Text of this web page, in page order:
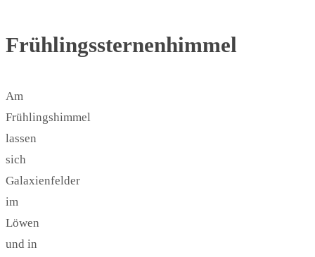
Frühlingssternenhimmel
Am
Frühlingshimmel
lassen
sich
Galaxienfelder
im
Löwen
und in